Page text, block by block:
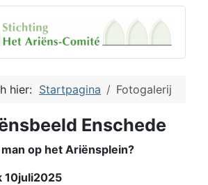
hier: Startpagina Fotogalerij
Enschede
op het Ariënsplein?
10juli2025